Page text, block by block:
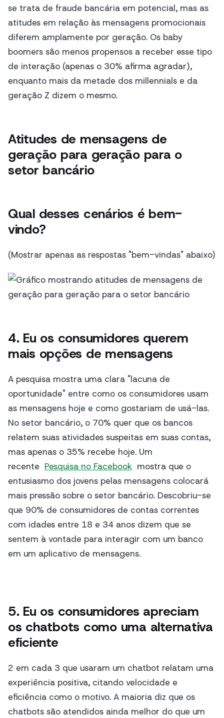
se trata de fraude bancária em potencial, mas as
atitudes em relação às mensagens promocionais
diferem amplamente por geração. Os baby
boomers são menos propensos a receber esse tipo
de interação (apenas o 30% afirma agradar),
enquanto mais da metade dos millennials e da
geração Z dizem o mesmo.
Atitudes de mensagens de
geração para geração para o
setor bancário
Qual desses cenários é bem-
vindo?
(Mostrar apenas as respostas "bem-vindas" abaixo)
4. Eu os consumidores querem
mais opções de mensagens
A pesquisa mostra uma clara "lacuna de
oportunidade" entre como os consumidores usam
as mensagens hoje e como gostariam de usá-las.
No setor bancário, o 70% quer que os bancos
relatem suas atividades suspeitas em suas contas,
mas apenas o 35% recebe hoje. Um
recente Pesquisa no Facebook mostra que o
entusiasmo dos jovens pelas mensagens colocará
mais pressão sobre o setor bancário. Descobriu-se
que 90% de consumidores de contas correntes
com idades entre 18 e 34 anos dizem que se
sentem à vontade para interagir com um banco
em um aplicativo de mensagens.
5. Eu os consumidores apreciam
os chatbots como uma alternativa
eficiente
2 em cada 3 que usaram um chatbot relatam uma
experiência positiva, citando velocidade e
eficiência como o motivo. A maioria diz que os
chatbots são atendidos ainda melhor do que um